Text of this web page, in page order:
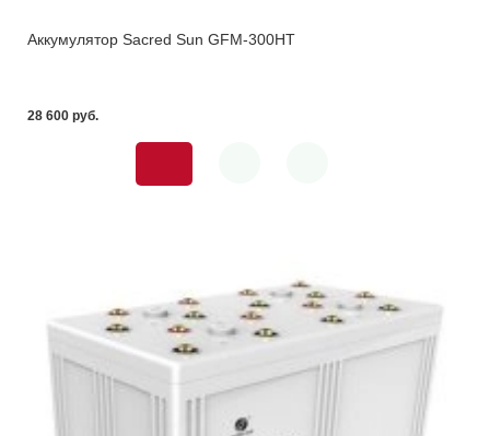
Аккумулятор Sacred Sun GFM-300HT
28 600 pуб.